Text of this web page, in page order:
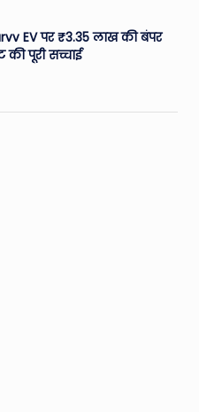
EV पर ₹3.35 लाख की बंपर
पूरी सच्चाई